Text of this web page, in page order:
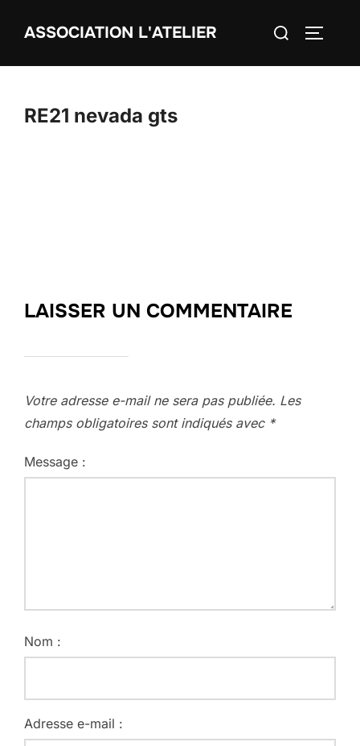
ASSOCIATION L'ATELIER Rechercher :
RE21 nevada gts
LAISSER UN COMMENTAIRE
Votre adresse e-mail ne sera pas publiée. Les
champs obligatoires sont indiqués avec *
Message :
Nom :
Adresse e-mail :